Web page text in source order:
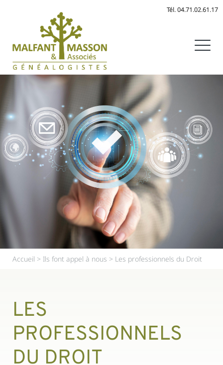
Tél. 04.71.02.61.17
Accueil > Ils font appel à nous > Les professionnels du Droit
LES
PROFESSIONNELS
DU DROIT